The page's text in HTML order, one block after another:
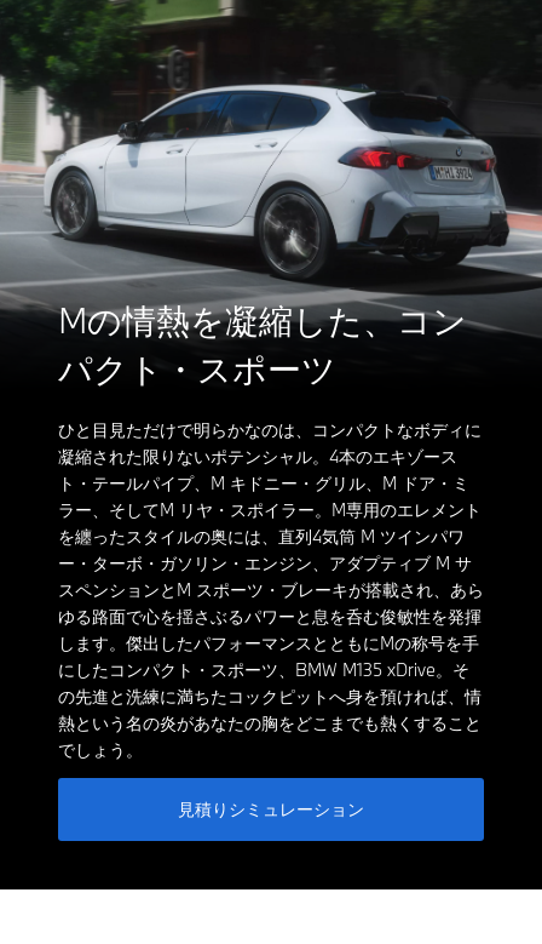
Mの情熱を凝縮した、コン
パクト・スポーツ
ひと目見ただけで明らかなのは、コンパクトなボディに
凝縮された限りないポテンシャル。4本のエキゾース
ト・テールパイプ、M キドニー・グリル、M ドア・ミ
ラー、そしてM リヤ・スポイラー。M専用のエレメント
を纏ったスタイルの奥には、直列4気筒 M ツインパワ
ー・ターボ・ガソリン・エンジン、アダプティブ M サ
スペンションとM スポーツ・ブレーキが搭載され、あら
ゆる路面で心を揺さぶるパワーと息を呑む俊敏性を発揮
します。傑出したパフォーマンスとともにMの称号を手
にしたコンパクト・スポーツ、BMW M135 xDrive。そ
の先進と洗練に満ちたコックピットへ身を預ければ、情
熱という名の炎があなたの胸をどこまでも熱くすること
でしょう。
見積りシミュレーション